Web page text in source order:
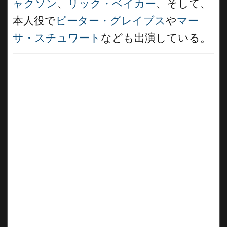
ャクソン 、 リック・ベイカー、そして、
本人役でピーター・グレイブスやマー
サ・スチュワート なども出演している。